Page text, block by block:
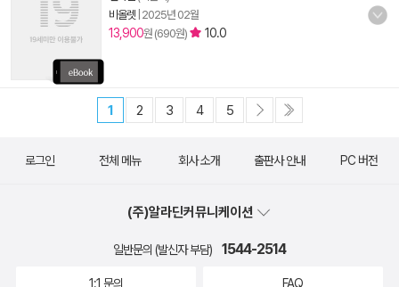
비올렛 2025년 02월
13,900원 (690원) 10.0
1 2 3 4 5
로그인 전체 메뉴 회사 소개 출판사 안내 PC 버전
(주)알라딘커뮤니케이션
일반문의 (발신자 부담) 1544-2514
1:1 문의 FAQ